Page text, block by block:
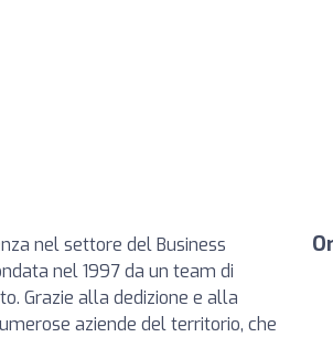
nel settore del Business
nel 1997 da un team di
Grazie alla dedizione e alla
aziende del territorio, che